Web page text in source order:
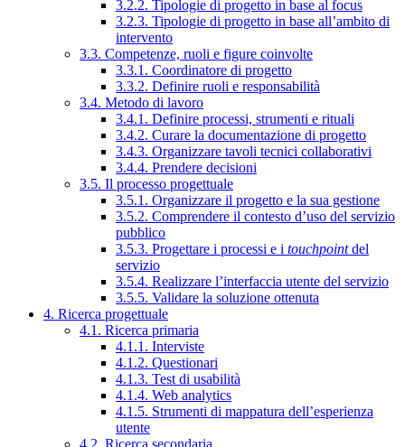
3.2.2. Tipologie di progetto in base al focus
3.2.3. Tipologie di progetto in base all’ambito di
intervento
3.3. Competenze, ruoli e figure coinvolte
3.3.1. Coordinatore di progetto
3.3.2. Definire ruoli e responsabilità
3.4. Metodo di lavoro
3.4.1. Definire processi, strumenti e rituali
3.4.2. Curare la documentazione di progetto
3.4.3. Organizzare tavoli tecnici collaborativi
3.4.4. Prendere decisioni
3.5. Il processo progettuale
3.5.1. Organizzare il progetto e la sua gestione
3.5.2. Comprendere il contesto d’uso del servizio
pubblico
3.5.3. Progettare i processi e i touchpointdel
servizio
3.5.4. Realizzare l’interfaccia utente del servizio
3.5.5. Validare la soluzione ottenuta
4. Ricerca progettuale
4.1. Ricerca primaria
4.1.1. Interviste
4.1.2. Questionari
4.1.3. Test di usabilità
4.1.4. Web analytics
4.1.5. Strumenti di mappatura dell’esperienza
utente
4.2. Ricerca secondaria